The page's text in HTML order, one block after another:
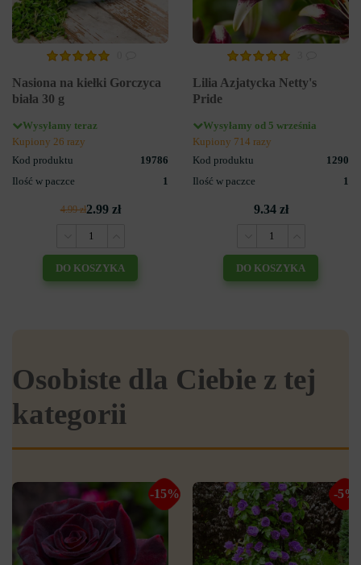
Nasiona na kiełki Gorczyca
biała 30 g
Wysyłamy teraz
Kupiony 26 razy
Kod produktu
19786
Ilość w paczce
1
4.99 zł2.99 zł
DO KOSZYKA
Lilia Azjatycka Netty's
Pride
Wysyłamy od 5 września
Kupiony 714 razy
Kod produktu
1290
Ilość w paczce
1
9.34 zł
DO KOSZYKA
Osobiste dla Ciebie z tej
kategorii
-15% -5%